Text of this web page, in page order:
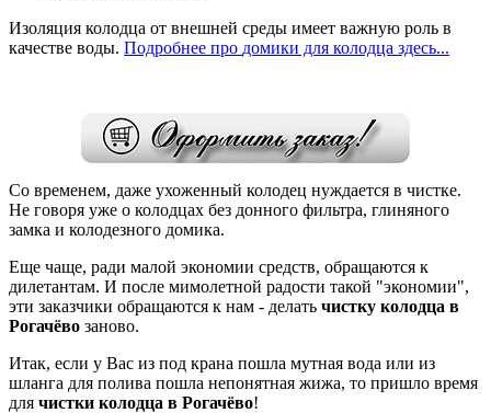
Изоляция колодца от внешней среды имеет важную роль в
качестве воды. Подробнее про домики для колодца здесь...
Со временем, даже ухоженный колодец нуждается в чистке.
Не говоря уже о колодцах без донного фильтра, глиняного
замка и колодезного домика.
Еще чаще, ради малой экономии средств, обращаются к
дилетантам. И после мимолетной радости такой "экономии",
эти заказчики обращаются к нам - делать чистку колодца в
Рогачёво заново.
Итак, если у Вас из под крана пошла мутная вода или из
шланга для полива пошла непонятная жижа, то пришло время
для чистки колодца в Рогачёво!